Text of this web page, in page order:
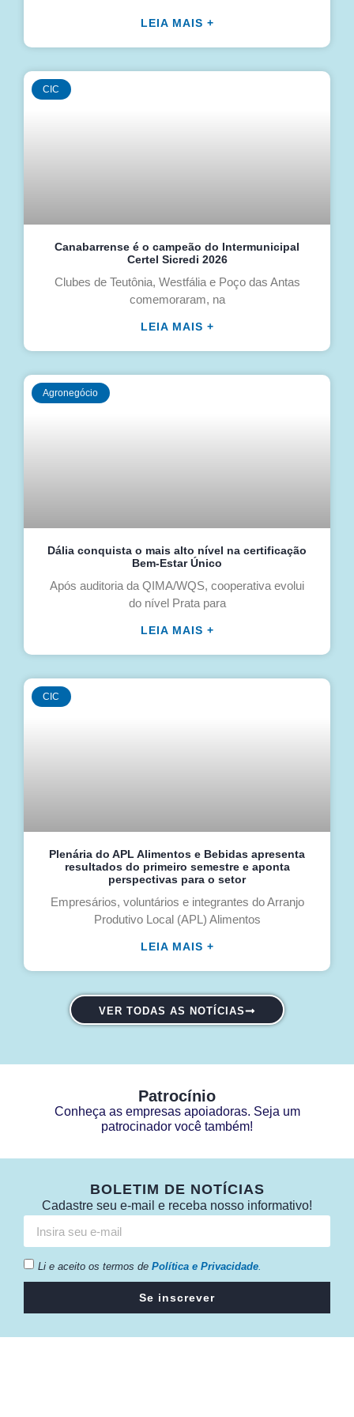
LEIA MAIS +
CIC
Canabarrense é o campeão do Intermunicipal
Certel Sicredi 2026
Clubes de Teutônia, Westfália e Poço das Antas
comemoraram, na
LEIA MAIS +
Agronegócio
Dália conquista o mais alto nível na certificação
Bem-Estar Único
Após auditoria da QIMA/WQS, cooperativa evolui
do nível Prata para
LEIA MAIS +
CIC
Plenária do APL Alimentos e Bebidas apresenta
resultados do primeiro semestre e aponta
perspectivas para o setor
Empresários, voluntários e integrantes do Arranjo
Produtivo Local (APL) Alimentos
LEIA MAIS +
VER TODAS AS NOTÍCIAS
Patrocínio
Conheça as empresas apoiadoras. Seja um
patrocinador você também!
BOLETIM DE NOTÍCIAS
Cadastre seu e-mail e receba nosso informativo!
Li e aceito os termos de Política e Privacidade.
Se inscrever